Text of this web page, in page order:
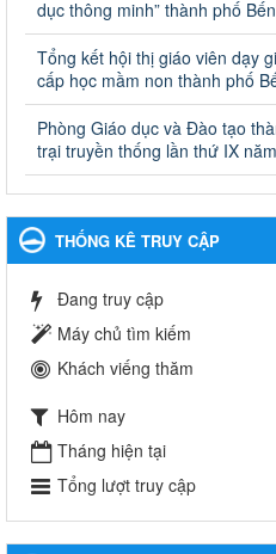
giáo dục đào tạo thuộc hệ giáo
khác thuộc thẩm quyền giải
Ủy ban nhân dân cấp huyện
Ngày ban hành: 30/09/2024
Hướng dẫn thực hiện nhiệm
2024-2025
Hướng dẫn thực hiện nhiệm vụ
2025
Ngày ban hành: 26/09/2024
Tổ chức các hoạt động hè cho
Ngày ban hành: 24/05/2024
Tổ chức phong trào trồng
Tổ chức phong trào trồng cây
tạo năm 2024
Ngày ban hành: 16/05/2024
Thông báo về việc treo Quốc
ngày Giải phóng hoàn toàn
dục thông minh” thành phố
Tổng kết hội thị giáo viên dạy
cấp học mầm non thành phố
Phòng Giáo dục và Đào tạo
trại truyền thống lần thứ IX
THỐNG KÊ TRUY CẬP
Đang truy cập
Máy chủ tìm kiếm
Khách viếng thăm
Hôm nay
Tháng hiện tại
Tổng lượt truy cập